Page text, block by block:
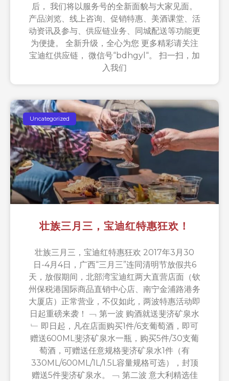
后， 我们将以服务号的全新面貌与大家见面。
产品浏览、线上咨询、促销特惠、美酒课堂、活
动资讯及参与、供应链业务、同城配送等功能更
为便捷。 全新升级，全心为您 更多精彩请关注
宝迪红供应链， 微信号“bdhgyl“。 扫一扫，加
入我们
Uncategorized
壮族三月三，宝迪红特惠狂欢！
壮族三月三，宝迪红特惠狂欢 2017年3月30
日-4月4日，广西“三月三”连同清明节放假共6
天，放假期间，北部湾宝迪红两大直营店面（钦
州保税港国际商品直销中心店、南宁金浦路港务
大厦店）正常营业，不仅如此，两波特惠活动即
日起重磅来袭！ ﹁ 第一波 购酒就送斐济矿泉水
﹂ 即日起，凡在店面购买1件/6支葡萄酒，即可
赠送600ML斐济矿泉水一瓶，购买5件/30支葡
萄酒，可赠送任意规格斐济矿泉水1件（有
330ML/600ML/1L/1.5L容量规格可选），封顶
赠送5件斐济矿泉水。 ﹁ 第二波 意大利精选佳